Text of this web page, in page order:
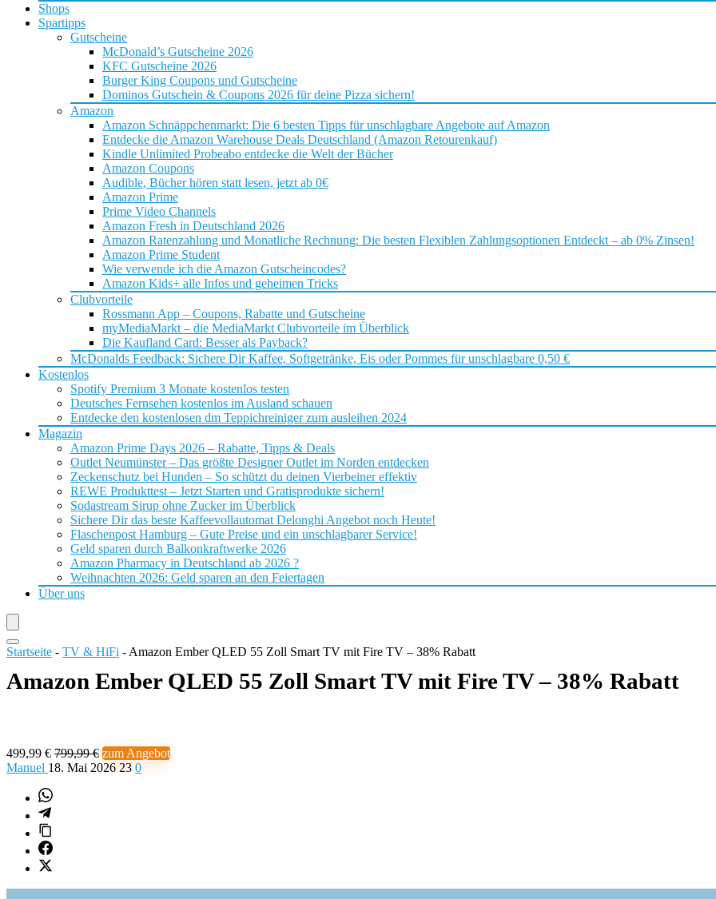
Shops
Spartipps
Gutscheine
McDonald’s Gutscheine 2026
KFC Gutscheine 2026
Burger King Coupons und Gutscheine
Dominos Gutschein & Coupons 2026 für deine Pizza sichern!
Amazon
Amazon Schnäppchenmarkt: Die 6 besten Tipps für unschlagbare Angebote auf Amazon
Entdecke die Amazon Warehouse Deals Deutschland (Amazon Retourenkauf)
Kindle Unlimited Probeabo entdecke die Welt der Bücher
Amazon Coupons
Audible, Bücher hören statt lesen, jetzt ab 0€
Amazon Prime
Prime Video Channels
Amazon Fresh in Deutschland 2026
Amazon Ratenzahlung und Monatliche Rechnung: Die besten Flexiblen Zahlungsoptionen Entdeckt – ab 0% Zinsen!
Amazon Prime Student
Wie verwende ich die Amazon Gutscheincodes?
Amazon Kids+ alle Infos und geheimen Tricks
Clubvorteile
Rossmann App – Coupons, Rabatte und Gutscheine
myMediaMarkt – die MediaMarkt Clubvorteile im Überblick
Die Kaufland Card: Besser als Payback?
McDonalds Feedback: Sichere Dir Kaffee, Softgetränke, Eis oder Pommes für unschlagbare 0,50 €
Kostenlos
Spotify Premium 3 Monate kostenlos testen
Deutsches Fernsehen kostenlos im Ausland schauen
Entdecke den kostenlosen dm Teppichreiniger zum ausleihen 2024
Magazin
Amazon Prime Days 2026 – Rabatte, Tipps & Deals
Outlet Neumünster – Das größte Designer Outlet im Norden entdecken
Zeckenschutz bei Hunden – So schützt du deinen Vierbeiner effektiv
REWE Produkttest – Jetzt Starten und Gratisprodukte sichern!
Sodastream Sirup ohne Zucker im Überblick
Sichere Dir das beste Kaffeevollautomat Delonghi Angebot noch Heute!
Flaschenpost Hamburg – Gute Preise und ein unschlagbarer Service!
Geld sparen durch Balkonkraftwerke 2026
Amazon Pharmacy in Deutschland ab 2026 ?
Weihnachten 2026: Geld sparen an den Feiertagen
Über uns
Startseite - TV & HiFi - Amazon Ember QLED 55 Zoll Smart TV mit Fire TV – 38% Rabatt
Amazon Ember QLED 55 Zoll Smart TV mit Fire TV – 38% Rabatt
499,99 € 799,99 € zum Angebot
Manuel 18. Mai 2026 23 0